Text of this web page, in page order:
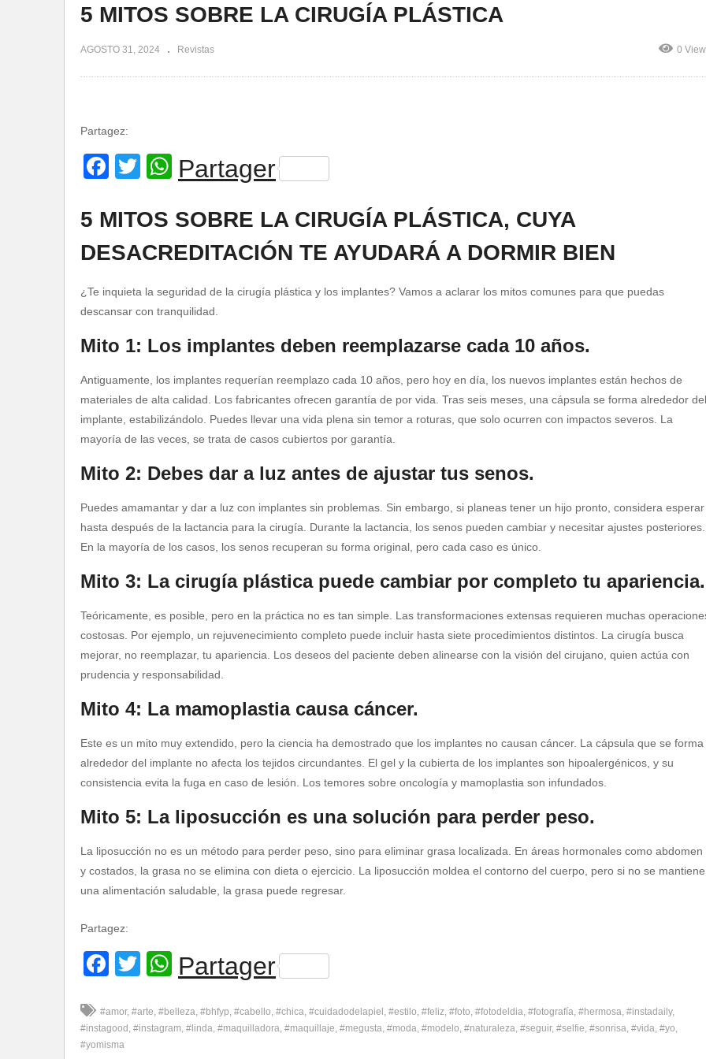
5 MITOS SOBRE LA CIRUGÍA PLÁSTICA
AGOSTO 31, 2024 Revistas 0
Partagez:
Facebook
Twitter
WhatsApp
Partager
5 MITOS SOBRE LA CIRUGÍA PLÁSTICA, CUYA
DESACREDITACIÓN TE AYUDARÁ A DORMIR BIEN
¿Te inquieta la seguridad de la cirugía plástica y los implantes? Vamos a aclarar los mitos comunes para que puedas
descansar con tranquilidad.
Mito 1: Los implantes deben reemplazarse cada 10 años.
Antiguamente, los implantes requerían reemplazo cada 10 años, pero hoy en día, los nuevos implantes están hechos de
materiales de alta calidad. Los fabricantes ofrecen garantía de por vida. Tras seis meses, una cápsula se forma alrededor del
implante, estabilizándolo. Puedes llevar una vida plena sin temor a roturas, que solo ocurren con impactos severos. La
mayoría de las veces, se trata de casos cubiertos por garantía.
Mito 2: Debes dar a luz antes de ajustar tus senos.
Puedes amamantar y dar a luz con implantes sin problemas. Sin embargo, si planeas tener un hijo pronto, considera esperar
hasta después de la lactancia para la cirugía. Durante la lactancia, los senos pueden cambiar y necesitar ajustes posteriores.
En la mayoría de los casos, los senos recuperan su forma original, pero cada caso es único.
Mito 3: La cirugía plástica puede cambiar por completo tu apariencia.
Teóricamente, es posible, pero en la práctica no es tan simple. Las transformaciones extensas requieren muchas
costosas. Por ejemplo, un rejuvenecimiento completo puede incluir hasta siete procedimientos distintos. La cirugía busca
mejorar, no reemplazar, tu apariencia. Los deseos del paciente deben alinearse con la visión del cirujano, quien actúa con
prudencia y responsabilidad.
Mito 4: La mamoplastia causa cáncer.
Este es un mito muy extendido, pero la ciencia ha demostrado que los implantes no causan cáncer. La cápsula que se forma
alrededor del implante no afecta los tejidos circundantes. El gel y la cubierta de los implantes son hipoalergénicos, y su
consistencia evita la fuga en caso de lesión. Los temores sobre oncología y mamoplastia son infundados.
Mito 5: La liposucción es una solución para perder peso.
La liposucción no es un método para perder peso, sino para eliminar grasa localizada. En áreas hormonales como abdomen
y costados, la grasa no se elimina con dieta o ejercicio. La liposucción moldea el contorno del cuerpo, pero si no se mantiene
una alimentación saludable, la grasa puede regresar.
Partagez:
Facebook
Twitter
WhatsApp
Partager
#amor #arte #belleza #bhfyp #cabello #chica #cuidadodelapiel #estilo #feliz #foto #fotodeldia #fotografía #hermosa #instadaily
#instagood #instagram #linda #maquilladora #maquillaje #megusta #moda #modelo #naturaleza #seguir #selfie #sonrisa #vida #yo
#yomisma